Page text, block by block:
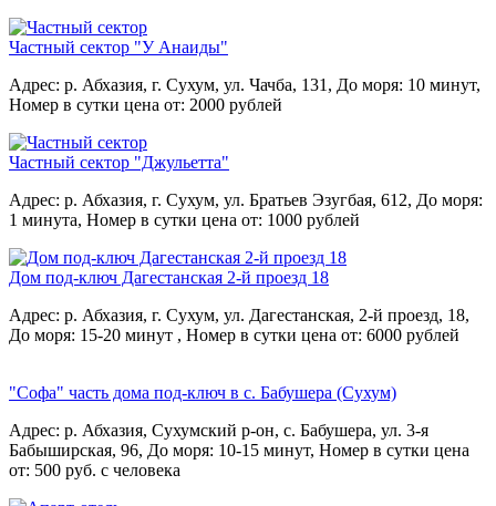
Частный сектор "У Анаиды"
Адрес: р. Абхазия, г. Сухум, ул. Чачба, 131, До моря: 10 минут,
Номер в сутки цена от: 2000 рублей
Частный сектор "Джульетта"
Адрес: р. Абхазия, г. Сухум, ул. Братьев Эзугбая, 612, До моря:
1 минута, Номер в сутки цена от: 1000 рублей
Дом под-ключ Дагестанская 2-й проезд 18
Адрес: р. Абхазия, г. Сухум, ул. Дагестанская, 2-й проезд, 18,
До моря: 15-20 минут , Номер в сутки цена от: 6000 рублей
"Софа" часть дома под-ключ в с. Бабушера (Сухум)
Адрес: р. Абхазия, Сухумский р-он, с. Бабушера, ул. 3-я
Бабыширская, 96, До моря: 10-15 минут, Номер в сутки цена
от: 500 руб. с человека